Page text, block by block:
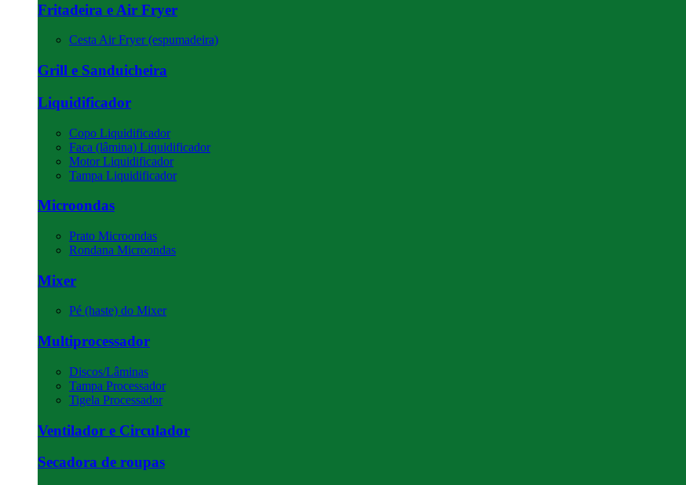
Fritadeira e Air Fryer
Cesta Air Fryer (espumadeira)
Grill e Sanduicheira
Liquidificador
Copo Liquidificador
Faca (lâmina) Liquidificador
Motor Liquidificador
Tampa Liquidificador
Microondas
Prato Microondas
Rondana Microondas
Mixer
Pé (haste) do Mixer
Multiprocessador
Discos/Lâminas
Tampa Processador
Tigela Processador
Ventilador e Circulador
Secadora de roupas